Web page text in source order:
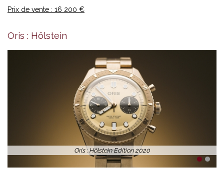
Prix de vente : 16 200 €
Oris : Hölstein
Oris : Hölstein Edition 2020
1 2